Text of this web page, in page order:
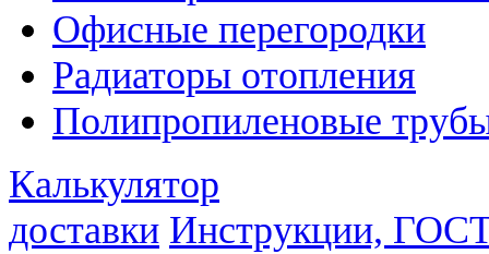
Офисные перегородки
Радиаторы отопления
Полипропиленовые
Калькулятор
доставки Инструкции,